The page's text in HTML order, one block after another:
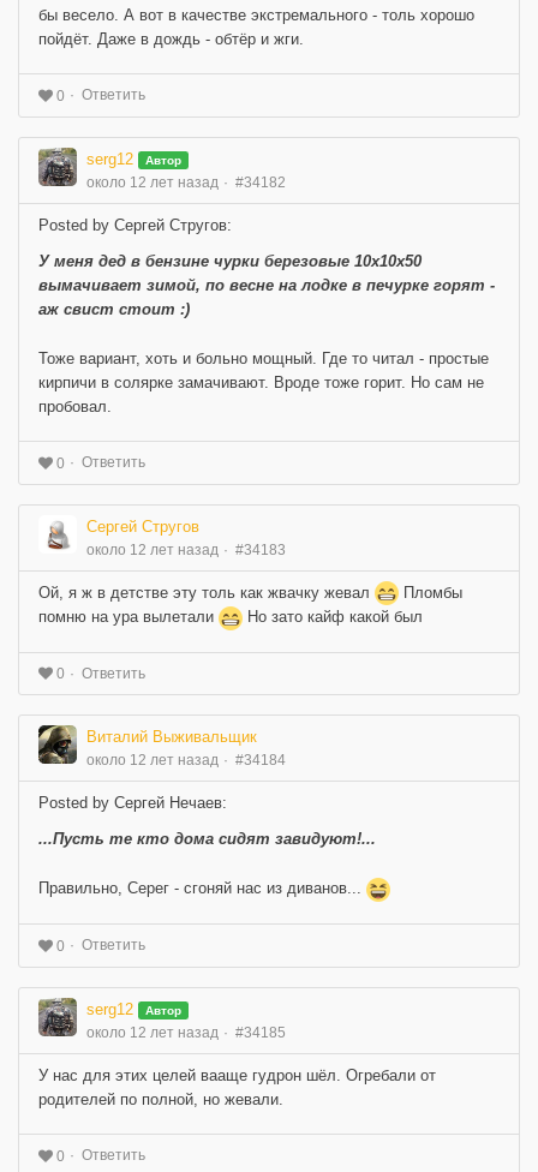
бы весело. А вот в качестве экстремального - толь хорошо
пойдёт. Даже в дождь - обтёр и жги.
0 Ответить
serg12 Автор
около 12 лет назад #34182
Posted by Сергей Стругов:
У меня дед в бензине чурки березовые 10х10х50
вымачивает зимой, по весне на лодке в печурке горят -
аж свист стоит :)
Тоже вариант, хоть и больно мощный. Где то читал - простые
кирпичи в солярке замачивают. Вроде тоже горит. Но сам не
пробовал.
0 Ответить
Сергей Стругов
около 12 лет назад #34183
Ой, я ж в детстве эту толь как жвачку жевал
Пломбы
помню на ура вылетали
Но зато кайф какой был
0 Ответить
Виталий Выживальщик
около 12 лет назад #34184
Posted by Сергей Нечаев:
...Пусть те кто дома сидят завидуют!...
Правильно, Серег - сгоняй нас из диванов...
0 Ответить
serg12 Автор
около 12 лет назад #34185
У нас для этих целей вааще гудрон шёл. Огребали от
родителей по полной, но жевали.
0 Ответить